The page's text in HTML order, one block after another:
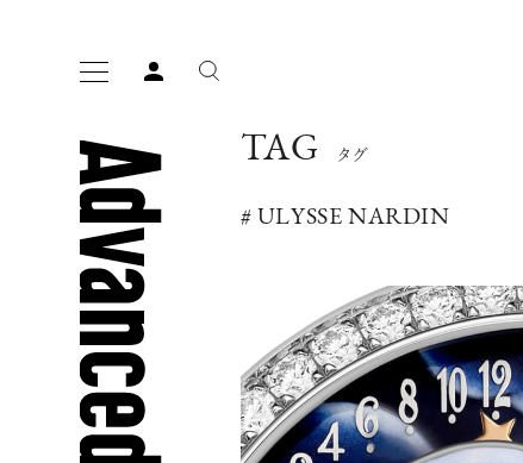
人気の検索ワード
プレゼント
TAG タグ
# ULYSSE NARDIN